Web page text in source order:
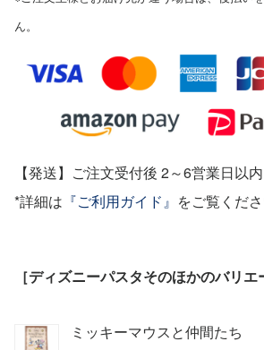
ん。
【発送】ご注文受付後 2～6営業日以
*詳細は 『ご利用ガイド』 をご覧くださ
［ディズニーパスタそのほかのバリエ
ミッキーマウスと仲間たち